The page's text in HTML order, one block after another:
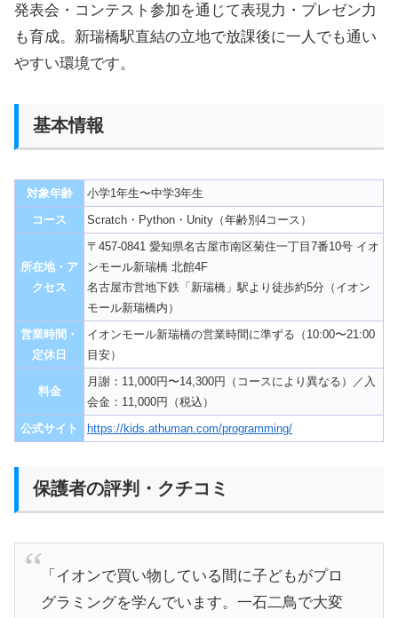
発表会・コンテスト参加を通じて表現力・プレゼン力
も育成。新瑞橋駅直結の立地で放課後に一人でも通い
やすい環境です。
基本情報
対象年齢
小学1年生〜中学3年生
コース
Scratch・Python・Unity（年齢別4コース）
所在地・ア
クセス
〒457-0841 愛知県名古屋市南区菊住一丁目7番10号 イオ
ンモール新瑞橋 北館4F
名古屋市営地下鉄「新瑞橋」駅より徒歩約5分（イオン
モール新瑞橋内）
営業時間・
定休日
イオンモール新瑞橋の営業時間に準ずる（10:00〜21:00
目安）
料金
月謝：11,000円〜14,300円（コースにより異なる）／入
会金：11,000円（税込）
公式サイト
https://kids.athuman.com/programming/
保護者の評判・クチコミ
「イオンで買い物している間に子どもがプロ
グラミングを学んでいます。一石二鳥で大変